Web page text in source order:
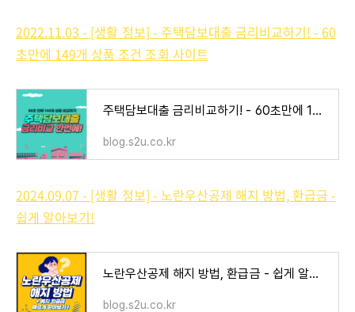
2022.11.03 - [생활 정보] - 주택담보대출 금리비교하기! - 60
초만에 149개 상품 조건 조회 사이트
주택담보대출 금리비교하기! - 60초만에 149개 상품 조건 조회 사이트
blog.s2u.co.kr
2024.09.07 - [생활 정보] - 노란우산공제 해지 방법, 환급금 -
쉽게 알아보기!
노란우산공제 해지 방법, 환급금 - 쉽게 알아보기!
blog.s2u.co.kr